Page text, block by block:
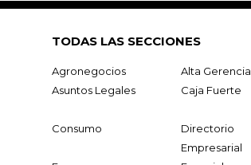
TODAS LAS SECCIONES
Agronegocios Alta Gerencia
Asuntos Legales
Caja Fuerte
Consumo
Directorio
Empresarial